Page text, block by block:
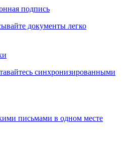
подпись
документы легко
синхронизированными
письмами в одном месте